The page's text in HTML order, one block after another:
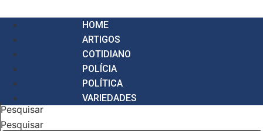
HOME
ARTIGOS
COTIDIANO
POLÍCIA
POLÍTICA
VARIEDADES
Pesquisar
Pesquisar